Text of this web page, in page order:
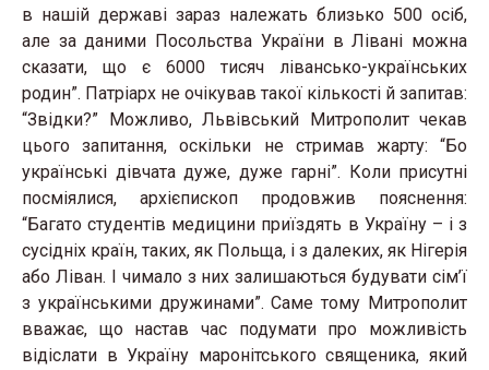
в нашій державі зараз належать близько 500 осіб,
але за даними Посольства України в Лівані можна
сказати, що є 6000 тисяч лівансько-українських
родин”. Патріарх не очікував такої кількості й запитав:
“Звідки?” Можливо, Львівський Митрополит чекав
цього запитання, оскільки не стримав жарту: “Бо
українські дівчата дуже, дуже гарні”. Коли присутні
посміялися, архієпископ продовжив пояснення:
“Багато студентів медицини приїздять в Україну – і з
сусідніх країн, таких, як Польща, і з далеких, як Нігерія
або Ліван. І чимало з них залишаються будувати сім’ї
з українськими дружинами”. Саме тому Митрополит
вважає, що настав час подумати про можливість
відіслати в Україну маронітського священика, який